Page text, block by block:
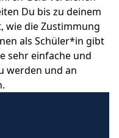
Du bis zu deinem
wie die Zustimmung
als Schüler*in gibt
sehr einfache und
werden und an